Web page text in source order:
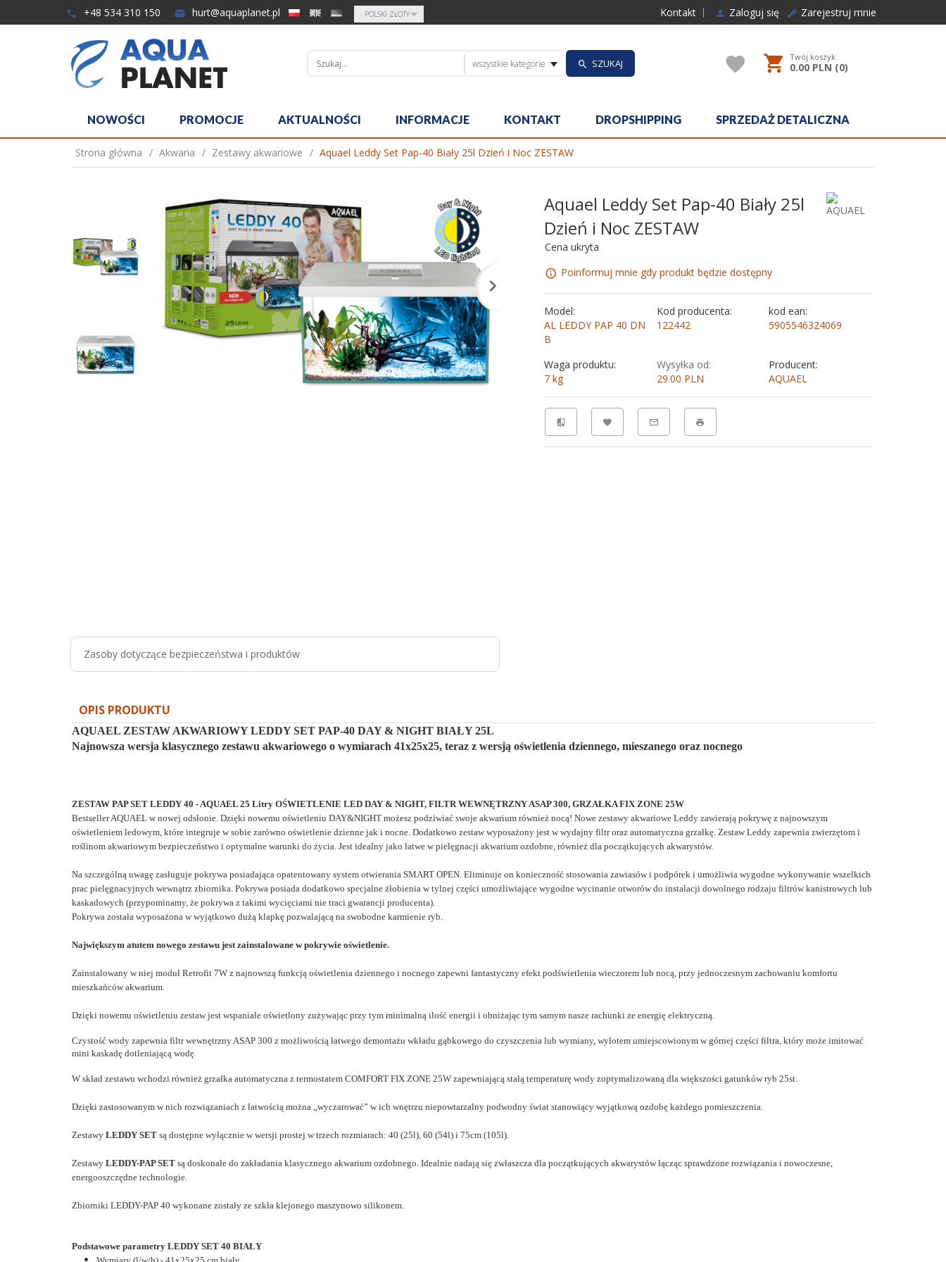
+48 534 310 150 hurt@aquaplanet.pl currency_h
POLSKI ZŁOTY Kontakt Zaloguj się Zarejestruj mnie
categories_searcher
wszystkie kategorie SZUKAJ
Twój koszyk
0.00 PLN (0)
NOWOŚCI PROMOCJE AKTUALNOŚCI INFORMACJE KONTAKT DROPSHIPPING SPRZEDAŻ DETALICZNA
Strona główna Akwaria Zestawy akwariowe Aquael Leddy Set Pap-40 Biały 25l Dzień i Noc ZESTAW
Zasoby dotyczące bezpieczeństwa i produktów
Aquael Leddy Set Pap-40 Biały 25l
Dzień i Noc ZESTAW
Cena ukryta
Poinformuj mnie gdy produkt będzie dostępny
Model:
AL LEDDY PAP 40 DN
B
Kod producenta:
122442
kod ean:
5905546324069
Waga produktu:
7 kg
Wysyłka od:
29.00 PLN
Producent:
AQUAEL
OPIS PRODUKTU
AQUAEL ZESTAW AKWARIOWY LEDDY SET PAP-40 DAY & NIGHT BIAŁY 25L
Najnowsza wersja klasycznego zestawu akwariowego o wymiarach 41x25x25, teraz z wersją oświetlenia dziennego, mieszanego oraz nocnego
ZESTAW PAP SET LEDDY 40 -AQUAEL 25 Litry OŚWIETLENIE LED DAY & NIGHT, FILTR WEWNĘTRZNY ASAP 300, GRZAŁKA FIX ZONE 25W
Bestseller AQUAEL w nowej odsłonie. Dzięki nowemu oświetleniu DAY&NIGHT możesz podziwiać swoje akwarium również nocą! Nowe zestawy akwariowe Leddy zawierają pokrywę z najnowszym
oświetleniem ledowym, które integruje w sobie zarówno oświetlenie dzienne jak i nocne. Dodatkowo zestaw wyposażony jest w wydajny filtr oraz automatyczna grzałkę. Zestaw Leddy zapewnia zwierzętom i
roślinom akwariowym bezpieczeństwo i optymalne warunki do życia. Jest idealny jako łatwe w pielęgnacji akwarium ozdobne, również dla początkujących akwarystów.
Na szczególną uwagę zasługuje pokrywa posiadająca opatentowany system otwierania SMART OPEN. Eliminuje on konieczność stosowania zawiasów i podpórek i umożliwia wygodne wykonywanie wszelkich
prac pielęgnacyjnych wewnątrz zbiornika. Pokrywa posiada dodatkowo specjalne żłobienia w tylnej części umożliwiające wygodne wycinanie otworówdo instalacji dowolnego rodzaju filtrów kanistrowych lub
kaskadowych (przypominamy, że pokrywa z takimi wycięciami nie traci gwarancji producenta).
Pokrywa została wyposażona w wyjątkowo dużą klapkę pozwalającą na swobodne karmienie ryb.
Największym atutem nowego zestawu jest zainstalowane w pokrywie oświetlenie.
Zainstalowany w niej moduł Retrofit 7W z najnowszą funkcją oświetlenia dziennego i nocnego zapewni fantastyczny efekt podświetlenia wieczorem lub nocą, przy jednoczesnym zachowaniu komfortu
mieszkańców akwarium.
Dzięki nowemu oświetleniu zestaw jest wspaniale oświetlony zużywając przy tym minimalną ilość energii i obniżając tym samym nasze rachunki ze energię elektryczną.
Czystość wody zapewnia filtr wewnętrznyASAP 300 z możliwością łatwego demontażu wkładu gąbkowego do czyszczenia lub wymiany, wylotem umiejscowionym w górnej części filtra, który może imitować
mini kaskadę dotleniającą wodę.
W skład zestawu wchodzi również grzałka automatyczna z termostatem COMFORT FIX ZONE 25W zapewniającą stałą temperaturę wody zoptymalizowaną dla większości gatunków ryb 25st.
Dzięki zastosowanym w nich rozwiązaniach z łatwością można „wyczarować” w ich wnętrzu niepowtarzalny podwodny świat stanowiący wyjątkową ozdobę każdego pomieszczenia.
Zestawy LEDDY SET są dostępne wyłącznie w wersji prostej w trzech rozmiarach: 40 (25l), 60 (54l) i 75cm (105l).
Zestawy LEDDY-PAP SET są doskonałe do zakładania klasycznego akwarium ozdobnego. Idealnie nadają się zwłaszcza dla początkujących akwarystów łącząc sprawdzone rozwiązania i nowoczesne,
energooszczędne technologie.
Zbiorniki LEDDY-PAP 40 wykonane zostały ze szkła klejonego maszynowo silikonem.
Podstawowe parametry LEDDY SET 40 BIAŁY